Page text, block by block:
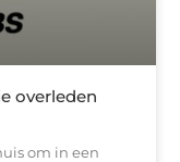
overleden
om in een